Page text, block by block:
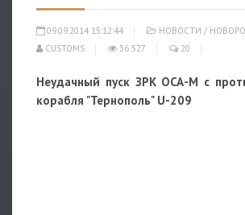
09.09.2014 15:12:44 НОВОСТИ /
CUSTOMS
36 527 20
Неудачный пуск ЗРК ОСА-М с
корабля "Тернополь" U-209